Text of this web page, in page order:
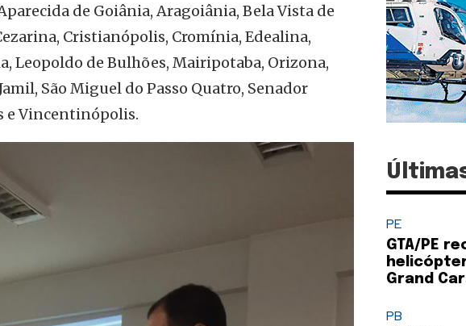
de Goiânia, Aragoiânia, Bela Vista de
Cristianópolis, Cromínia, Edealina,
Leopoldo de Bulhões, Mairipotaba, Orizona,
São Miguel do Passo Quatro, Senador
e Vincentinópolis.
PE
GTA/PE
Grand
PB